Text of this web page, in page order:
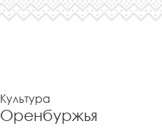
Культура
Оренбуржья